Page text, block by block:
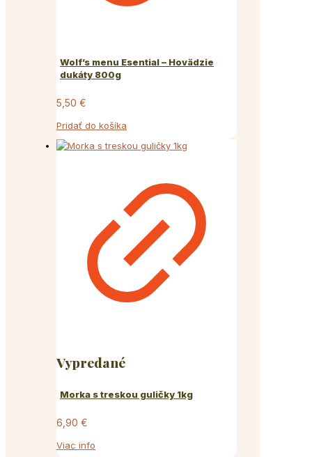
Wolf’s menu Esential – Hovädzie
dukáty 800g
5,50 €
Pridať do košíka
Vypredané
Morka s treskou guličky 1kg
6,90 €
Viac info